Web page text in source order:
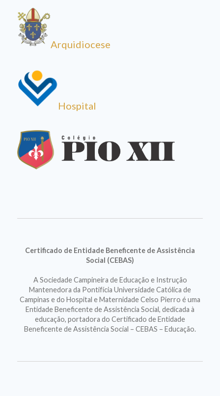
Arquidiocese
Hospital
Certificado de Entidade Beneficente de Assistência
Social (CEBAS)
A Sociedade Campineira de Educação e Instrução
Mantenedora da Pontifícia Universidade Católica de
Campinas e do Hospital e Maternidade Celso Pierro é uma
Entidade Beneficente de Assistência Social, dedicada à
educação, portadora do Certificado de Entidade
Beneficente de Assistência Social – CEBAS – Educação.